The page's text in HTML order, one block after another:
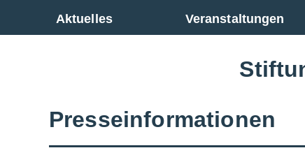
Aktuelles Veranstaltungen
Zur Gesamtübersicht
Presseinformationen